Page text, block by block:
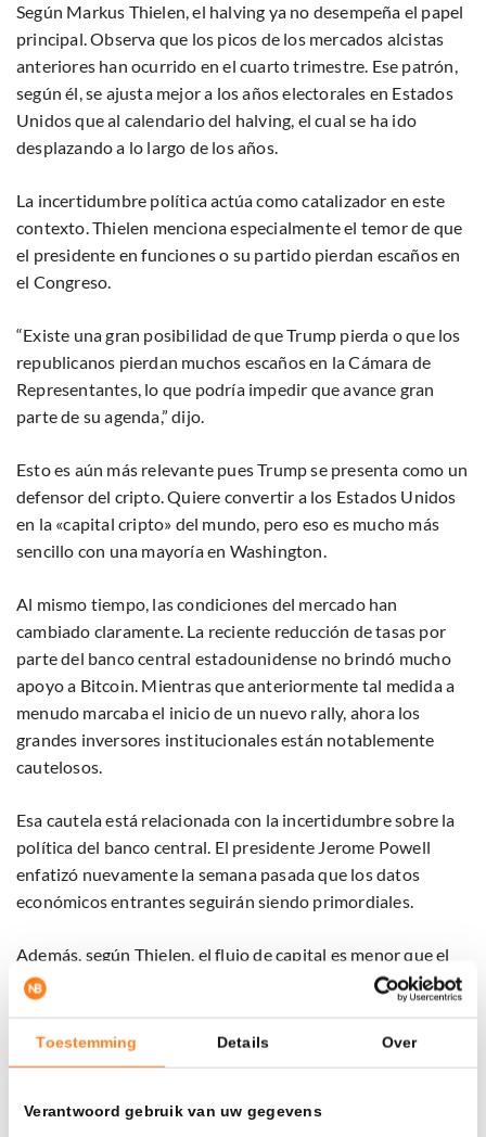
Toestemming Details Over
Verantwoord gebruik van uw gegevens
Según Markus Thielen, el halving ya no desempeña el papel
principal. Observa que los picos de los mercados alcistas
anteriores han ocurrido en el cuarto trimestre. Ese patrón,
según él, se ajusta mejor a los años electorales en Estados
Unidos que al calendario del halving, el cual se ha ido
desplazando a lo largo de los años.
La incertidumbre política actúa como catalizador en este
contexto. Thielen menciona especialmente el temor de que
el presidente en funciones o su partido pierdan escaños en
el Congreso.
“Existe una gran posibilidad de que Trump pierda o que los
republicanos pierdan muchos escaños en la Cámara de
Representantes, lo que podría impedir que avance gran
parte de su agenda,” dijo.
Esto es aún más relevante pues Trump se presenta como un
defensor del cripto. Quiere convertir a los Estados Unidos
en la «capital cripto» del mundo, pero eso es mucho más
sencillo con una mayoría en Washington.
Al mismo tiempo, las condiciones del mercado han
cambiado claramente. La reciente reducción de tasas por
parte del banco central estadounidense no brindó mucho
apoyo a Bitcoin. Mientras que anteriormente tal medida a
menudo marcaba el inicio de un nuevo rally, ahora los
grandes inversores institucionales están notablemente
cautelosos.
Esa cautela está relacionada con la incertidumbre sobre la
política del banco central. El presidente Jerome Powell
enfatizó nuevamente la semana pasada que los datos
económicos entrantes seguirán siendo primordiales.
Además, según Thielen, el flujo de capital es menor que el
año pasado y las condiciones de liquidez están bajo presión.
Sin nuevas corrientes de dinero, falta el combustible para
un aumento explosivo. Por ello, espera más bien un período
de consolidación en lugar de un rápido avance hacia nuevos